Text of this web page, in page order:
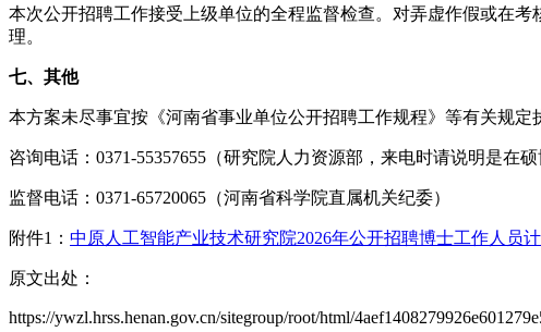
本次公开招聘工作接受上级单位的全程监督检查。对弄虚作假或在
理。
七、其他
本方案未尽事宜按《河南省事业单位公开招聘工作规程》等有关规定
咨询电话：0371-55357655（研究院人力资源部，来电时请说明是在硕
监督电话：0371-65720065（河南省科学院直属机关纪委）
附件1： 中原人工智能产业技术研究院2026年公开招聘博士工作人员
原文出处：
https://ywzl.hrss.henan.gov.cn/sitegroup/root/html/